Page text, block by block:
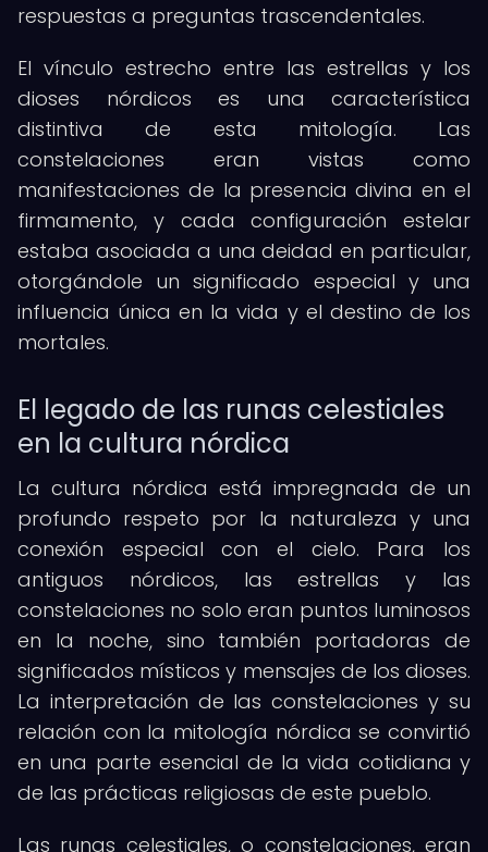
respuestas a preguntas trascendentales.
El vínculo estrecho entre las estrellas y los
dioses nórdicos es una característica
distintiva de esta mitología. Las
constelaciones eran vistas como
manifestaciones de la presencia divina en el
firmamento, y cada configuración estelar
estaba asociada a una deidad en particular,
otorgándole un significado especial y una
influencia única en la vida y el destino de los
mortales.
El legado de las runas celestiales
en la cultura nórdica
La cultura nórdica está impregnada de un
profundo respeto por la naturaleza y una
conexión especial con el cielo. Para los
antiguos nórdicos, las estrellas y las
constelaciones no solo eran puntos luminosos
en la noche, sino también portadoras de
significados místicos y mensajes de los dioses.
La interpretación de las constelaciones y su
relación con la mitología nórdica se convirtió
en una parte esencial de la vida cotidiana y
de las prácticas religiosas de este pueblo.
Las runas celestiales, o constelaciones, eran